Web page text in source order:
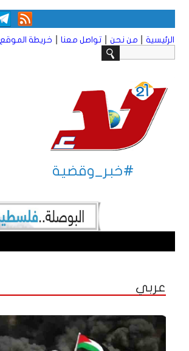
الرئيسية من نحن تواصل معنا خريطة الموقع
#خبر_وقضية
عربي